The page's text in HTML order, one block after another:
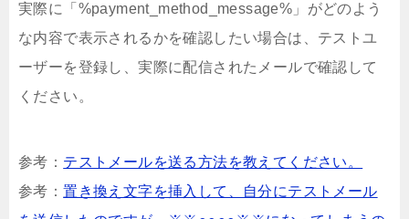
実際に「%payment_method_message%」がどのよう
な内容で表示されるかを確認したい場合は、テストユ
ーザーを登録し、実際に配信されたメールで確認して
ください。
参考： テストメールを送る方法を教えてください。
参考：置き換え文字を挿入して、自分にテストメール